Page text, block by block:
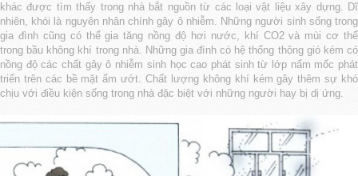
khác được tìm thấy trong nhà bắt nguồn từ các loại vật liệu xây dựng. Dĩ
nhiên, khói là nguyên nhân chính gây ô nhiễm. Những người sinh sống trong
gia đình cũng có thể gia tăng nồng độ hơi nước, khí CO2 và mùi cơ thể
trong bầu không khí trong nhà. Những gia đình có hệ thống thông gió kém có
nồng độ các chất gây ô nhiễm sinh học cao phát sinh từ lớp nấm mốc phát
triển trên các bề mặt ẩm ướt. Chất lượng không khí kém gây thêm sự khó
chịu với điều kiện sống trong nhà đặc biệt với những người hay bị dị ứng.